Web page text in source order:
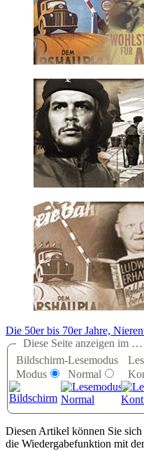
Die 50er bis 70er Jahre,
Diese Seite anzeigen im …
Bildschirm-
Modus
Lesemodus
Normal
Diesen Artikel können Sie sich
die Wiedergabefunktion mit